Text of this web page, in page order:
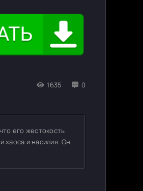
1635 0
его жестокость
хаоса и насилия. Он